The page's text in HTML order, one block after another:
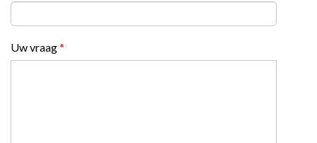
Uw vraag *